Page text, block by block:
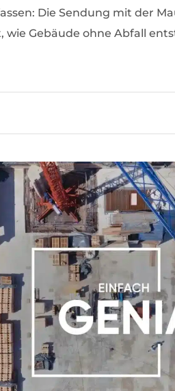
Die Sendung mit der
wie Gebäude ohne Abfall